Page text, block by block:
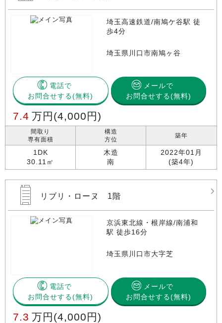
埼玉高速鉄道/南鳩ケ谷駅 徒
歩4分
埼玉県川口市南鳩ヶ谷
電話で
お問合せする
メールで
お問合せする(無料)
7.4 万円 (4,000円)
間取り
専有面積
1DK
30.11㎡
構造
方位
木造
南
築年
2022年01月
(築4年)
リブリ・ローヌ 1階
京浜東北線・根岸線/南浦和
駅 徒歩16分
埼玉県川口市大字芝
電話で
お問合せする
メールで
お問合せする(無料)
7.3 万円 (4,000円)